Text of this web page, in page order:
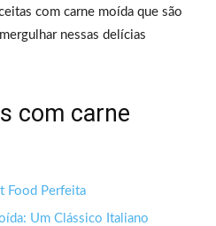
com carne moída que são
nessas delícias
com carne
Food Perfeita
Um Clássico Italiano